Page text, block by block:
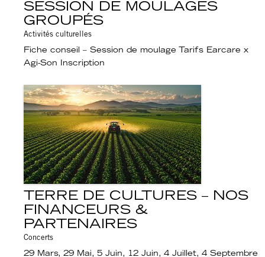
SESSION DE MOULAGES
GROUPÉS
Activités culturelles
Fiche conseil – Session de moulage Tarifs Earcare x
Agi-Son Inscription
TERRE DE CULTURES – NOS
FINANCEURS &
PARTENAIRES
Concerts
29 Mars, 29 Mai, 5 Juin, 12 Juin, 4 Juillet, 4 Septembre